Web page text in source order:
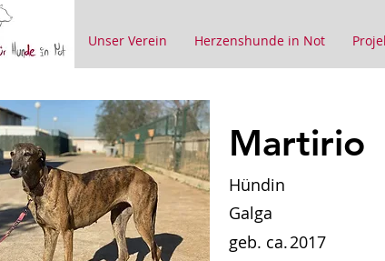
Unser Verein Herzenshunde in Not
Martirio
Hündin
Galga
2017
geb. ca.